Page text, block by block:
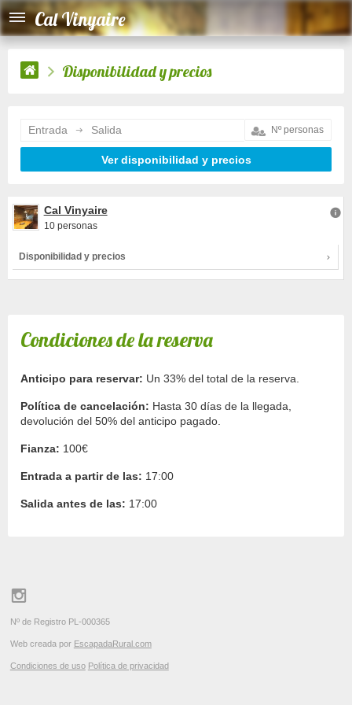
Cal Vinyaire
Disponibilidad y precios
Entrada Salida
Cal Vinyaire
10 personas
Disponibilidad y precios
Condiciones de la reserva
Anticipo para reservar: Un 33% del total de la reserva.
Política de cancelación: Hasta 30 días de la llegada,
devolución del 50% del anticipo pagado.
Fianza: 100€
Entrada a partir de las: 17:00
Salida antes de las: 17:00
Nº de Registro PL-000365
Web creada por EscapadaRural.com
Condiciones de uso Política de privacidad